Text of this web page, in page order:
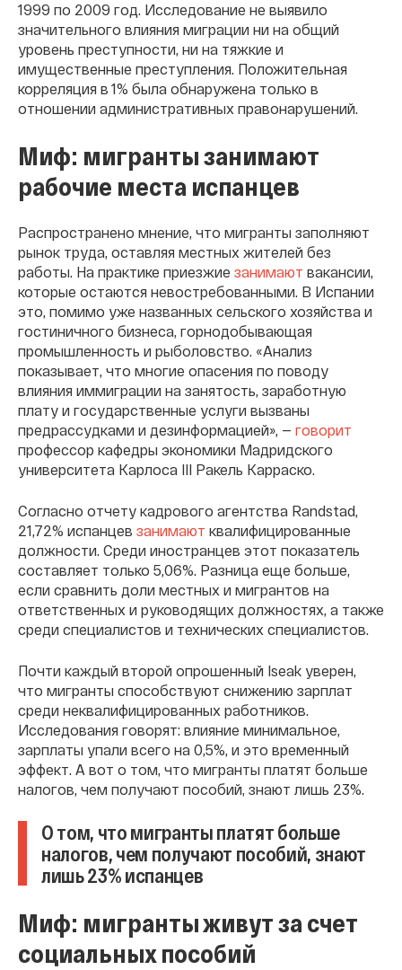
1999 по 2009 год. Исследование не выявило
значительного влияния миграции ни на общий
уровень преступности, ни на тяжкие и
имущественные преступления. Положительная
корреляция в 1% была обнаружена только в
отношении административных правонарушений.
Миф: мигранты занимают
рабочие места испанцев
Распространено мнение, что мигранты заполняют
рынок труда, оставляя местных жителей без
работы. На практике приезжие занимают вакансии,
которые остаются невостребованными. В Испании
это, помимо уже названных сельского хозяйства и
гостиничного бизнеса, горнодобывающая
промышленность и рыболовство. «Анализ
показывает, что многие опасения по поводу
влияния иммиграции на занятость, заработную
плату и государственные услуги вызваны
предрассудками и дезинформацией», — говорит
профессор кафедры экономики Мадридского
университета Карлоса III Ракель Карраско.
Согласно отчету кадрового агентства Randstad,
21,72% испанцев занимают квалифицированные
должности. Среди иностранцев этот показатель
составляет только 5,06%. Разница еще больше,
если сравнить доли местных и мигрантов на
ответственных и руководящих должностях, а также
среди специалистов и технических специалистов.
Почти каждый второй опрошенный Iseak уверен,
что мигранты способствуют снижению зарплат
среди неквалифицированных работников.
Исследования говорят: влияние минимальное,
зарплаты упали всего на 0,5%, и это временный
эффект. А вот о том, что мигранты платят больше
налогов, чем получают пособий, знают лишь 23%.
О том, что мигранты платят больше
налогов, чем получают пособий, знают
лишь 23% испанцев
Миф: мигранты живут за счет
социальных пособий